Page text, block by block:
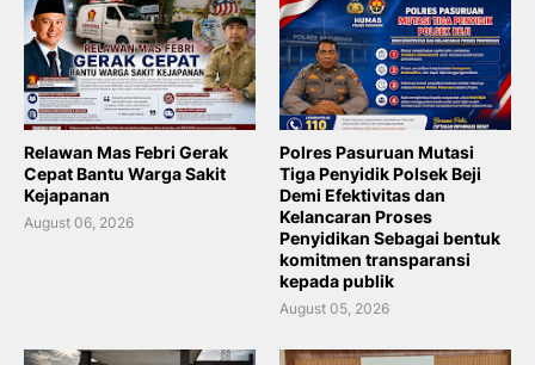
Relawan Mas Febri Gerak
Cepat Bantu Warga Sakit
Kejapanan
August 06, 2026
Polres Pasuruan Mutasi
Tiga Penyidik Polsek Beji
Demi Efektivitas dan
Kelancaran Proses
Penyidikan Sebagai bentuk
komitmen transparansi
kepada publik
August 05, 2026